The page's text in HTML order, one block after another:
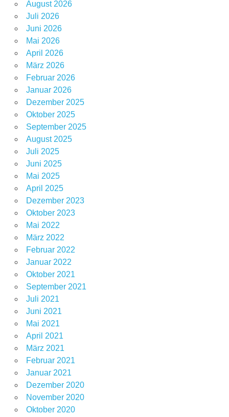
August 2026
Juli 2026
Juni 2026
Mai 2026
April 2026
März 2026
Februar 2026
Januar 2026
Dezember 2025
Oktober 2025
September 2025
August 2025
Juli 2025
Juni 2025
Mai 2025
April 2025
Dezember 2023
Oktober 2023
Mai 2022
März 2022
Februar 2022
Januar 2022
Oktober 2021
September 2021
Juli 2021
Juni 2021
Mai 2021
April 2021
März 2021
Februar 2021
Januar 2021
Dezember 2020
November 2020
Oktober 2020